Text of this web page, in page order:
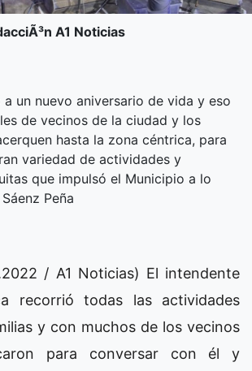
A1 Noticias
un nuevo aniversario de vida y eso
de vecinos de la ciudad y los
hasta la zona céntrica, para
variedad de actividades y
que impulsó el Municipio a lo
Peña
/ A1 Noticias) El intendente
recorrió todas las actividades
y con muchos de los vecinos
para conversar con él y